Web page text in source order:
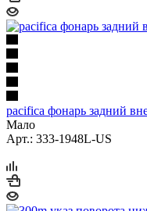
pacifica фонарь задний
Мало
Арт.: 333-1948L-US